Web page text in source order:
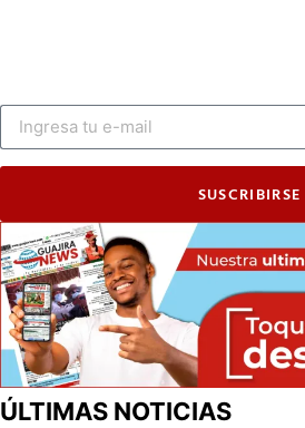
SUSCRIBIRSE
ÚLTIMAS NOTICIAS